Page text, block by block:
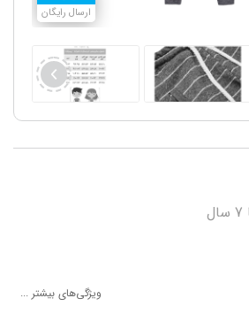
ارسال رایگان
ویژگی‌های بیشتر ...